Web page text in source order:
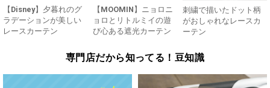
【Disney】夕暮れのグ
ラデーションが美しい
レースカーテン
【MOOMIN】ニョロニ
ョロとリトルミイの遊
び心ある遮光カーテン
刺繍で描いたドット柄
がおしゃれなレースカ
ーテン
専門店だから知ってる！豆知識